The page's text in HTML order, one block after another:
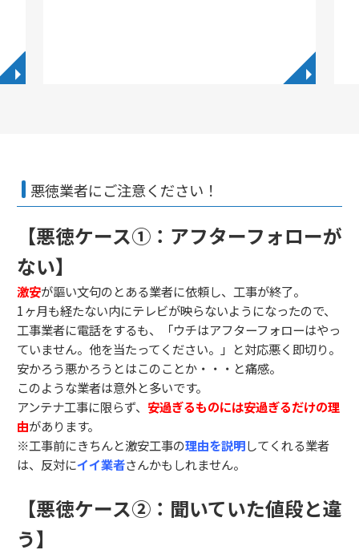
◥ ◥
悪徳業者にご注意ください！
【悪徳ケース①：アフターフォローが
ない】
激安が謳い文句のとある業者に依頼し、工事が終了。
1ヶ月も経たない内にテレビが映らないようになったので、
工事業者に電話をするも、「ウチはアフターフォローはやっ
ていません。他を当たってください。」と対応悪く即切り。
安かろう悪かろうとはこのことか・・・と痛感。
このような業者は意外と多いです。
アンテナ工事に限らず、 安過ぎるものには安過ぎるだけの理
由があります。
※工事前にきちんと激安工事の理由を説明してくれる業者
は、反対にイイ業者さんかもしれません。
【悪徳ケース②：聞いていた値段と違
う】